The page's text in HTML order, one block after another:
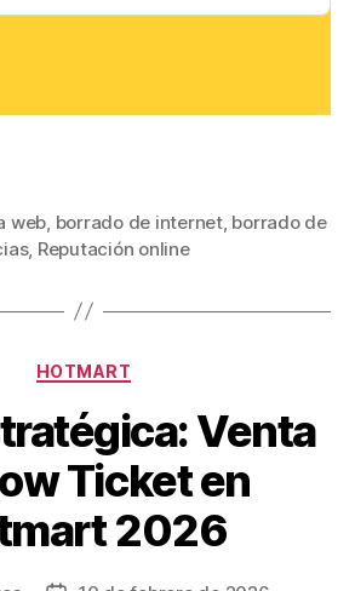
web borrado de internet, borrado de
, Reputación online
Categorías
HOTMART
Venta
Ticket en
2026